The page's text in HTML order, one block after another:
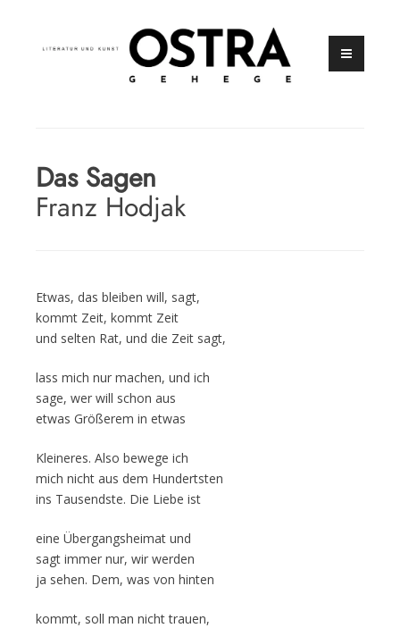
Inhalt
Das Sagen
Franz Hodjak
Etwas, das bleiben will, sagt,
kommt Zeit, kommt Zeit
und selten Rat, und die Zeit sagt,
lass mich nur machen, und ich
sage, wer will schon aus
etwas Größerem in etwas
Kleineres. Also bewege ich
mich nicht aus dem Hundertsten
ins Tausendste. Die Liebe ist
eine Übergangsheimat und
sagt immer nur, wir werden
ja sehen. Dem, was von hinten
kommt, soll man nicht trauen,